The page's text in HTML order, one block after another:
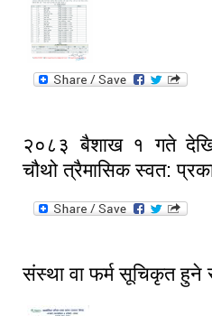
२०८३ बैशाख १ गते
चौथो त्रैमासिक स्वत:
संस्था वा फर्म सूचिकृत हुने